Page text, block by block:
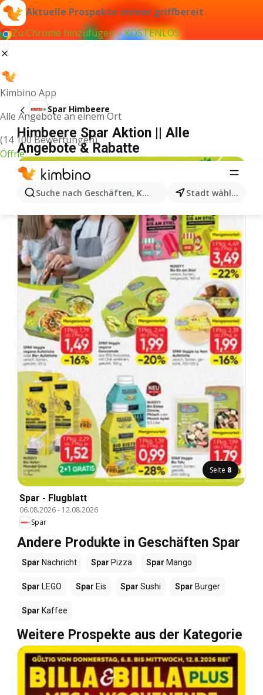
Aktuelle Prospekte immer griffbereit
Zu Chrome hinzufügen – KOSTENLOS
Kimbino App
Alle Angebote an einem Ort
(14 100 Bewertungen)
Öffne
Suche nach Geschäften, Kategorien, Produkten...
Stadt wählen
Spar Himbeere
Himbeere Spar Aktion || Alle
Angebote & Rabatte
Seite 8
Spar - Flugblatt
06.08.2026- 12.08.2026
Spar
Andere Produkte in Geschäften Spar
Spar Nachricht Spar Pizza Spar Mango
Spar LEGO Spar Eis Spar Sushi Spar Burger
Spar Kaffee
Weitere Prospekte aus der Kategorie